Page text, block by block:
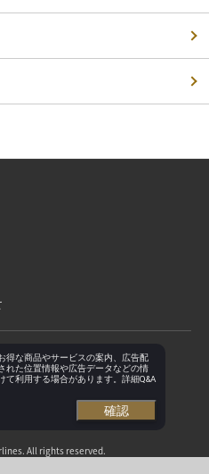
All rights reserved.
得な商品やサービスの案内、広告配
れた位置情報や広告データなどの情
て利用する場合があります。詳細Q&A
確認